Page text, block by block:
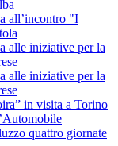
all’incontro "I
alle iniziative per la
alle iniziative per la
in visita a Torino
quattro giornate